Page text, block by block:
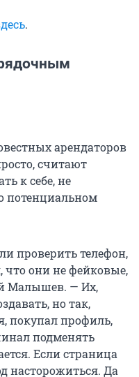
.
арендаторов
считают
к себе, не
потенциальном
проверить телефон,
что они не фейковые,
Малышев. — Их,
но так,
покупал профиль,
подменять
Если страница
насторожиться. Да